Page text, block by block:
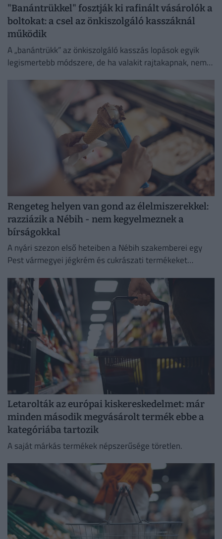
"Banántrükkel" fosztják ki rafinált vásárolók a
boltokat: a csel az önkiszolgáló kasszáknál
működik
A „banántrükk” az önkiszolgáló kasszás lopások egyik
legismertebb módszere, de ha valakit rajtakapnak, nem
Rengeteg helyen van gond az élelmiszerekkel:
razziázik a Nébih - nem kegyelmeznek a
bírságokkal
A nyári szezon első heteiben a Nébih szakemberei egy
Pest vármegyei jégkrém és cukrászati termékeket
Letarolták az európai kiskereskedelmet: már
minden második megvásárolt termék ebbe a
kategóriába tartozik
A saját márkás termékek népszerűsége töretlen.